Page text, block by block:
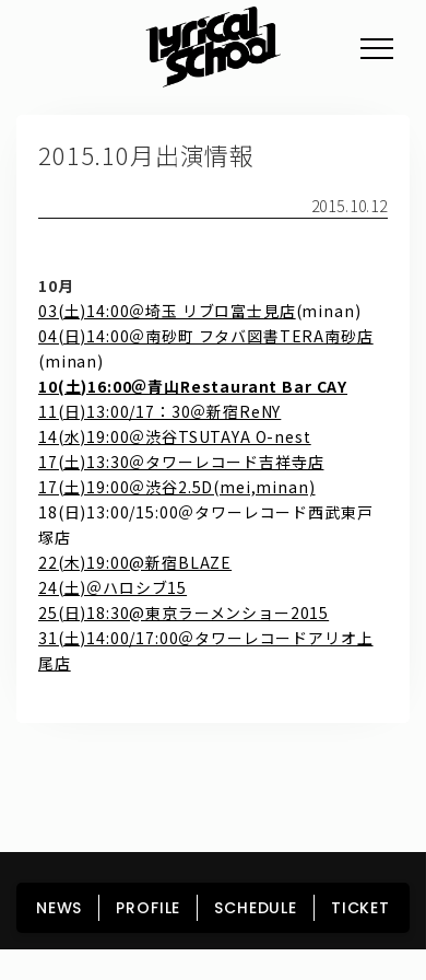
2015.10月出演情報
2015.10.12
10月
03(土)14:00＠埼玉 リブロ富士見店(minan)
04(日)14:00＠南砂町 フタバ図書TERA南砂店
(minan)
10(土)16:00＠青山Restaurant Bar CAY
11(日)13:00/17：30＠新宿ReNY
14(水)19:00＠渋谷TSUTAYA O-nest
17(土)13:30＠タワーレコード吉祥寺店
17(土)19:00＠渋谷2.5D(mei,minan)
18(日)13:00/15:00＠タワーレコード西武東戸
塚店
22(木)19:00@新宿BLAZE
24(土)＠ハロシブ15
25(日)18:30@東京ラーメンショー2015
31(土)14:00/17:00＠タワーレコードアリオ上
尾店
HOME NEWS PROFILE
SCHEDULE
DISCOGRAPHY
GOODS FAN CLUB
NEWS PROFILE SCHEDULE TICKET
PROFILE
GOODS
FAN CLUB
TICKET